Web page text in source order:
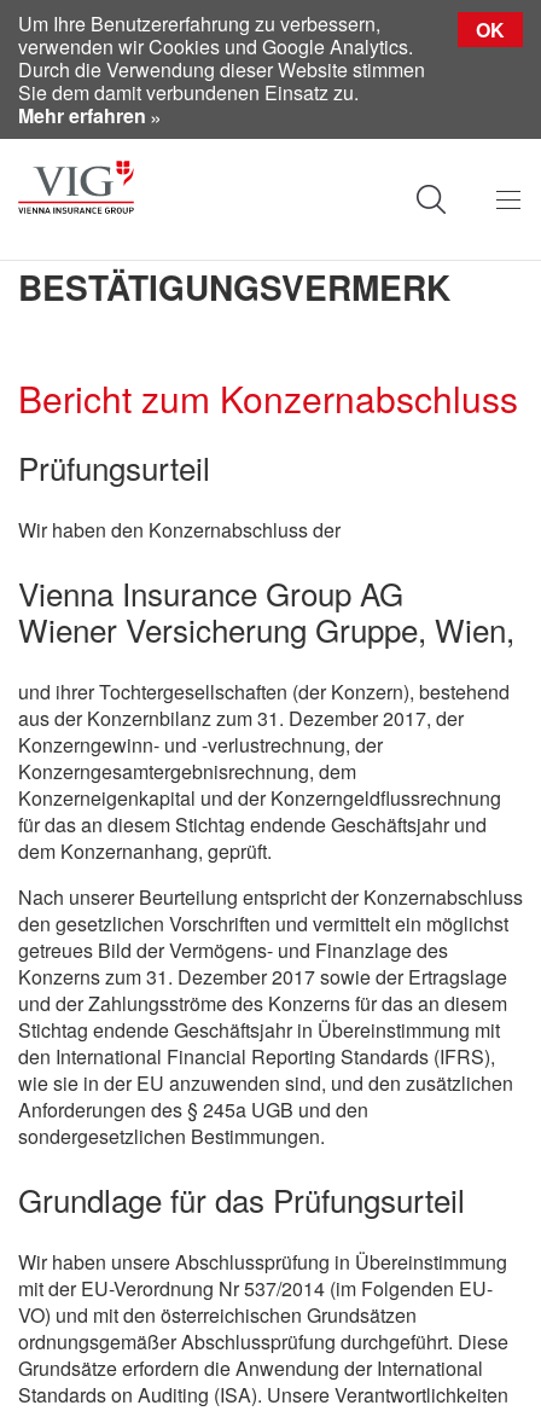
Um Ihre Benutzererfahrung zu verbessern,
verwenden wir Cookies und Google Analytics.
Durch die Verwendung dieser Website stimmen
Sie dem damit verbundenen Einsatz zu.
Mehr erfahren
OK
BESTÄTIGUNGSVERMERK
Bericht zum Konzernabschluss
Prüfungsurteil
Wir haben den Konzernabschluss der
Vienna Insurance Group AG
Wiener Versicherung Gruppe, Wien,
und ihrer Tochtergesellschaften (der Konzern), bestehend
aus der Konzernbilanz zum 31. Dezember 2017, der
Konzerngewinn- und -verlustrechnung, der
Konzerngesamtergebnisrechnung, dem
Konzerneigenkapital und der Konzerngeldflussrechnung
für das an diesem Stichtag endende Geschäftsjahr und
dem Konzernanhang, geprüft.
Nach unserer Beurteilung entspricht der Konzernabschluss
den gesetzlichen Vorschriften und vermittelt ein möglichst
getreues Bild der Vermögens- und Finanzlage des
Konzerns zum 31. Dezember 2017 sowie der Ertragslage
und der Zahlungsströme des Konzerns für das an diesem
Stichtag endende Geschäftsjahr in Übereinstimmung mit
den International Financial Reporting Standards (IFRS),
wie sie in der EU anzuwenden sind, und den zusätzlichen
Anforderungen des § 245a UGB und den
sondergesetzlichen Bestimmungen.
Grundlage für das Prüfungsurteil
Wir haben unsere Abschlussprüfung in Übereinstimmung
mit der EU-Verordnung Nr 537/2014 (im Folgenden EU-
VO) und mit den österreichischen Grundsätzen
ordnungsgemäßer Abschlussprüfung durchgeführt. Diese
Grundsätze erfordern die Anwendung der International
Standards on Auditing (ISA). Unsere Verantwortlichkeiten